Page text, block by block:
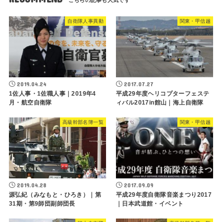
自衛隊人事異動
2019.04.24
1佐人事・1佐職人事｜2019年4
月・航空自衛隊
関東・甲信越
2017.07.27
平成29年度ヘリコプターフェステ
ィバル2017in館山｜海上自衛隊
高級幹部名簿一覧
2019.04.28
源弘紀（みなもと・ひろき）｜第
31期・第9師団副師団長
関東・甲信越
2017.09.09
平成29年度自衛隊音楽まつり2017
｜日本武道館・イベント